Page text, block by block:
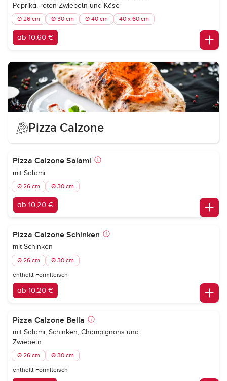
Paprika, roten Zwiebeln und Käse
Ø 26 cm Ø 30 cm Ø 40 cm 40 x 60 cm
ab 10,60 €
Pizza Calzone
Pizza Calzone Salami
mit Salami
Ø 26 cm Ø 30 cm
ab 10,20 €
Pizza Calzone Schinken
mit Schinken
Ø 26 cm Ø 30 cm
enthällt Formfleisch
ab 10,20 €
Pizza Calzone Bella
mit Salami, Schinken, Champignons und
Zwiebeln
Ø 26 cm Ø 30 cm
enthällt Formfleisch